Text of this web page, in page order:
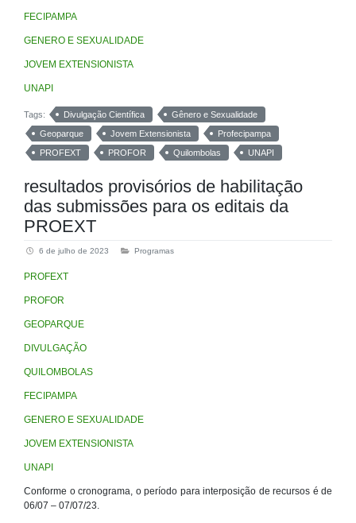
FECIPAMPA
GENERO E SEXUALIDADE
JOVEM EXTENSIONISTA
UNAPI
Tags: Divulgação Científica
Gênero e Sexualidade
Geoparque
Jovem Extensionista
Profecipampa
PROFEXT
PROFOR Quilombolas UNAPI
resultados provisórios de habilitação
das submissões para os editais da
PROEXT
6 de julho de 2023 Programas
PROFEXT
PROFOR
GEOPARQUE
DIVULGAÇÃO
QUILOMBOLAS
FECIPAMPA
GENERO E SEXUALIDADE
JOVEM EXTENSIONISTA
UNAPI
Conforme o cronograma, o período para interposição de recursos é de
06/07 – 07/07/23.